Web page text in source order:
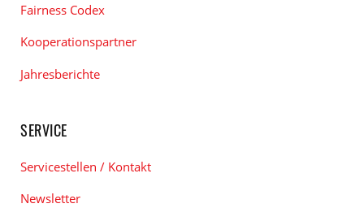
Fairness Codex
Kooperationspartner
Jahresberichte
SERVICE
Servicestellen / Kontakt
Newsletter